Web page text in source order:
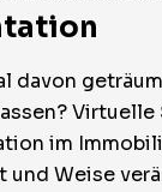
davon
im
Weise